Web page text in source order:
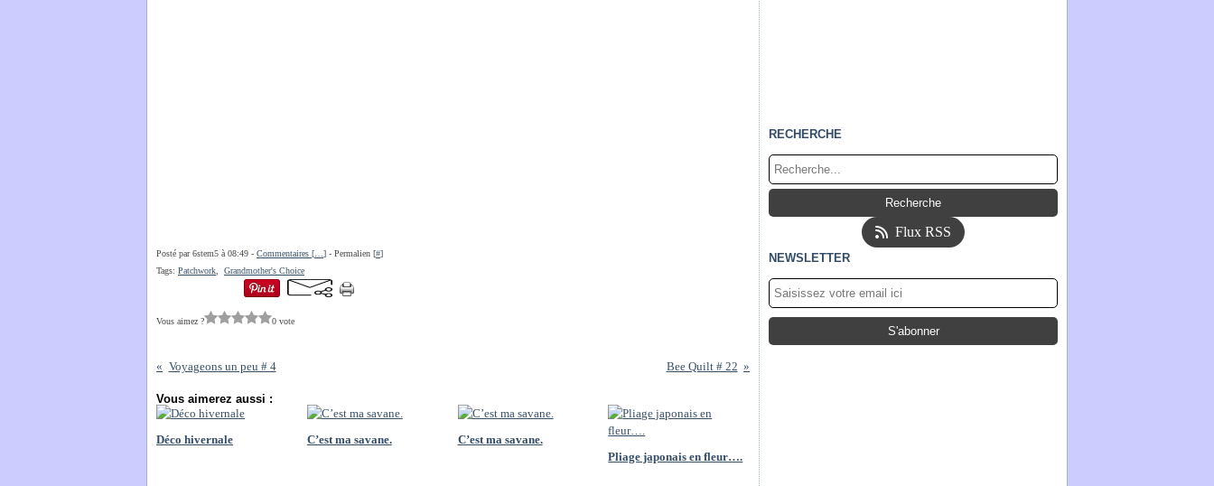
Posté par 6stem5 à 08:49 - Commentaires [ ] - Permalien [#]
Tags: Patchwork Grandmother's Choice
Vous aimez ? 0 vote
Voyageons un peu # 4 Bee Quilt # 22
Vous aimerez aussi :
Déco hivernale C’est ma savane.
C’est ma savane.
Pliage japonais en fleur….
RECHERCHE
Flux RSS
NEWSLETTER